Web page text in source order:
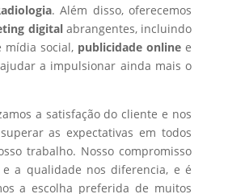
. Além disso, oferecemos
digital abrangentes, incluindo
mídia social, publicidade online e
a impulsionar ainda mais o
a satisfação do cliente e nos
as expectativas em todos
trabalho. Nosso compromisso
e a qualidade nos diferencia, e é
a escolha preferida de muitos